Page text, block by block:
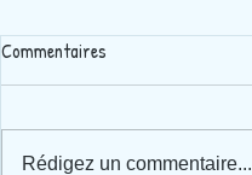
Commentaires
Rédigez un commentaire...